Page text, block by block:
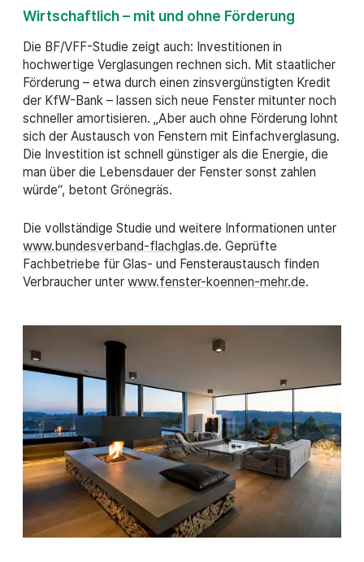
Wirtschaftlich – mit und ohne Förderung
Die BF/VFF-Studie zeigt auch: Investitionen in
hochwertige Verglasungen rechnen sich. Mit staatlicher
Förderung – etwa durch einen zinsvergünstigten Kredit
der KfW-Bank – lassen sich neue Fenster mitunter noch
schneller amortisieren. „Aber auch ohne Förderung lohnt
sich der Austausch von Fenstern mit Einfachverglasung.
Die Investition ist schnell günstiger als die Energie, die
man über die Lebensdauer der Fenster sonst zahlen
würde“, betont Grönegräs.
Die vollständige Studie und weitere Informationen unter
www.bundesverband-flachglas.de. Geprüfte
Fachbetriebe für Glas- und Fensteraustausch finden
Verbraucher unter www.fenster-koennen-mehr.de.